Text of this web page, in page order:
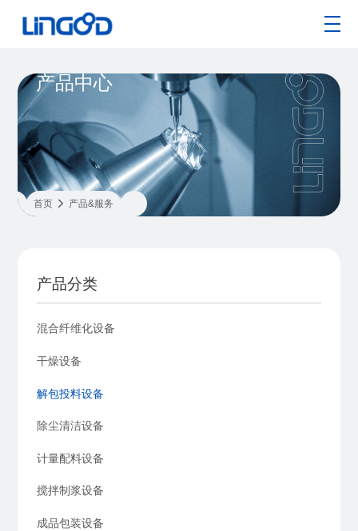
产品中心
首页  产品&服务
产品分类
混合纤维化设备
干燥设备
解包投料设备
除尘清洁设备
计量配料设备
搅拌制浆设备
成品包装设备